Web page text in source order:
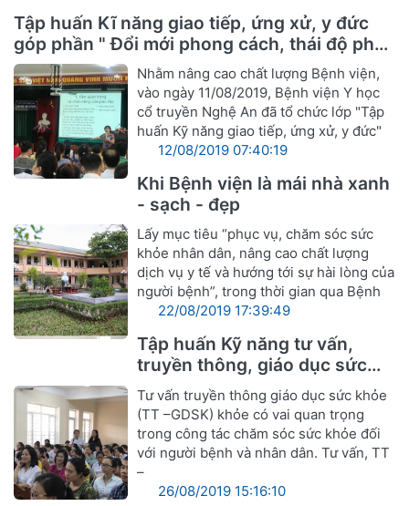
Tập huấn Kĩ năng giao tiếp, ứng xử, y đức
góp phần " Đổi mới phong cách, thái độ phục
vụ cán bộ ngành Y hướng tới sự hài lòng
người bệnh"
Nhằm nâng cao chất lượng Bệnh viện,
vào ngày 11/08/2019, Bệnh viện Y học
cổ truyền Nghệ An đã tổ chức lớp "Tập
huấn Kỹ năng giao tiếp, ứng xử, y đức"
12/08/2019 07:40:19
Khi Bệnh viện là mái nhà xanh
- sạch - đẹp
Lấy mục tiêu “phục vụ, chăm sóc sức
khỏe nhân dân, nâng cao chất lượng
dịch vụ y tế và hướng tới sự hài lòng của
người bệnh”, trong thời gian qua Bệnh
22/08/2019 17:39:49
Tập huấn Kỹ năng tư vấn,
truyền thông, giáo dục sức
khỏe
Tư vấn truyền thông giáo dục sức khỏe
(TT –GDSK) khỏe có vai quan trọng
trong công tác chăm sóc sức khỏe đối
với người bệnh và nhân dân. Tư vấn, TT
–
26/08/2019 15:16:10